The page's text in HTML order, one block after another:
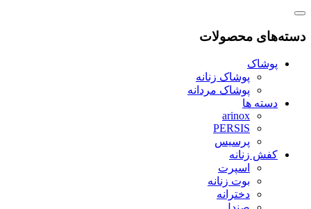
محصولات
پوشاک زنانه
پوشاک مردانه
ها
PERSIS
پرسیس
زنانه
اسپرت
بوت زنانه
دخترانه